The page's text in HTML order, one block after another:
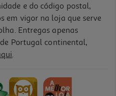
E Oregãos 160g
e do código postal,
em vigor na loja que serve
Entregas apenas
Portugal continental,
.